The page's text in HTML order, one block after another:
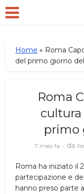
Home » Roma
del primo giorno
Roma
primo
7 mesi fa da
Roma ha iniziato il
partecipazione e
hanno preso parte a